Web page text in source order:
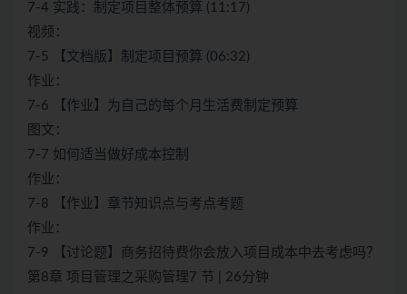
7-4 实践：制定项目整体预算 (11:17)
视频：
7-5 【文档版】制定项目预算 (06:32)
作业：
7-6 【作业】为自己的每个月生活费制定预算
图文：
7-7 如何适当做好成本控制
作业：
7-8 【作业】章节知识点与考点考题
作业：
7-9 【讨论题】商务招待费你会放入项目成本中去考虑吗？
第8章 项目管理之采购管理7 节 | 26分钟